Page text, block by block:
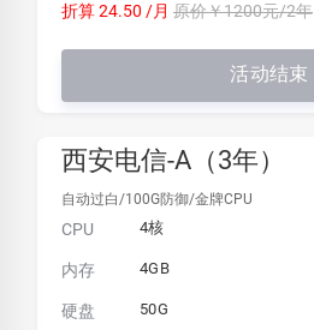
折算 24.50 /月 原价￥1200元/2年
活动结束
西安电信-A（3年）
自动过白/100G防御/金牌CPU
CPU 4核
内存 4GB
硬盘 50G